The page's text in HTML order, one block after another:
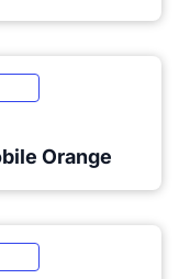
Orange